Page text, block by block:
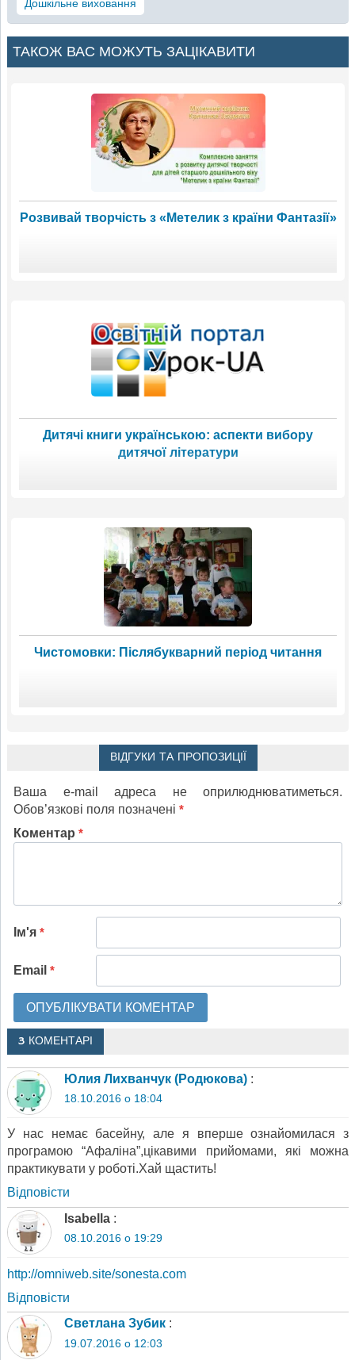
Дошкільне виховання
ТАКОЖ ВАС МОЖУТЬ ЗАЦІКАВИТИ
Розвивай творчість з «Метелик з країни Фантазії»
Дитячі книги українською: аспекти вибору
дитячої літератури
Чистомовки: Післябукварний період читання
ВІДГУКИ ТА ПРОПОЗИЦІЇ
Ваша e-mail адреса не оприлюднюватиметься.
Обов’язкові поля позначені *
Коментар *
Ім'я *
Email *
3 КОМЕНТАРІ
Юлия Лихванчук (Родюкова) :
18.10.2016 о 18:04
У нас немає басейну, але я вперше ознайомилася з
програмою “Афаліна”,цікавими прийомами, які можна
практикувати у роботі.Хай щастить!
Відповіcти
Isabella :
08.10.2016 о 19:29
http://omniweb.site/sonesta.com
Відповіcти
Светлана Зубик :
19.07.2016 о 12:03